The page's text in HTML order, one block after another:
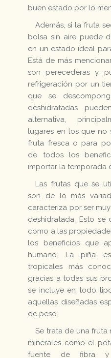
buen estado por lo
Además, si la fruta
bolsa sin aire puede
en un estado ideal
Está de más
son perecederas y
refrigeración por un
que se
deshidratadas
alternativa,
lugares en los que no
fruta fresca o para
de todos los
importar la temporada
Las frutas que se
son de lo más
caracteriza por ser
deshidratada. Esto
como a las
los beneficios que
humano. La piña
tropicales más
gracias a todas sus
se incluye en todo
aquellas diseñadas
de peso.
Se trata de una
minerales como el
fuente de fibra y